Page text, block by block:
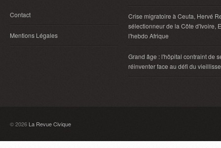
Contact
Mentions Légales
Crise migratoire à Ceuta, Hervé
sélectionneur de la Côte d'Ivoire,
l'hebdo Afrique
Grand âge : l'hôpital contraint de
réinventer face au défi du
© 2026 La Revue Civique